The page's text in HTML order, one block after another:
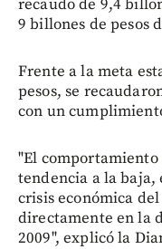
recaudo de 9,4
9 billones de pesos
Frente a la meta
pesos, se
con un
"El
tendencia a la baja,
crisis económica
directamente en la
2009", explicó la